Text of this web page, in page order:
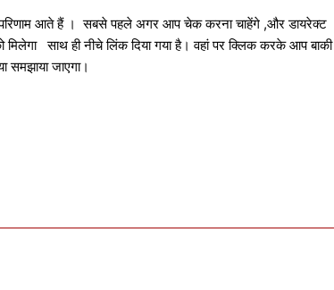
परिणाम आते हैं । सबसे पहले अगर आप चेक करना चाहेंगे ,और डायरेक्ट
साथ ही नीचे लिंक दिया गया है। वहां पर क्लिक करके आप बाकी
जाएगा।